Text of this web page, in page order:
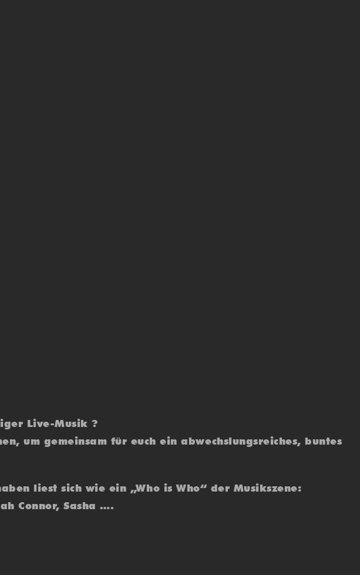
Live-Musik ?
um gemeinsam für euch ein abwechslungsreiches, buntes
liest sich wie ein „Who is Who“ der Musikszene:
Connor, Sasha ….